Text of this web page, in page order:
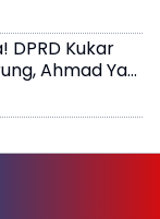
DPRD Kukar
Ahmad Yani